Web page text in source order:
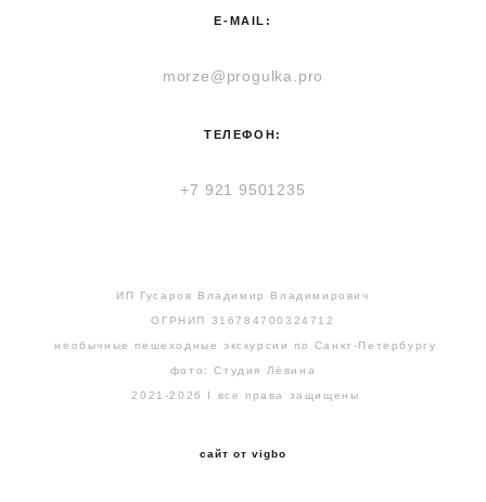
E-MAIL:
morze@progulka.pro
ТЕЛЕФОН:
+7 921 9501235
ИП Гусаров Владимир Владимирович
ОГРНИП 316784700324712
необычные пешеходные экскурсии по Санкт-Петербургу
фото: Студия Лёвина
2021-2026 I все права защищены
сайт от vigbo